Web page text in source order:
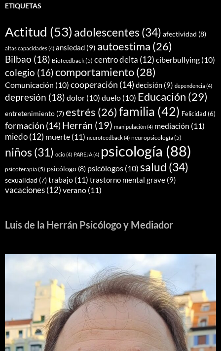
ETIQUETAS
Actitud (53) adolescentes (34) afectividad (8)
altas capacidades(4) ansiedad (9) autoestima (26)
Bilbao (18) Biofeedback(5) centro delta (12) ciberbullying (10)
colegio (16)comportamiento(28)
Comunicación (10) cooperación (14) decisión (9) dependencia (4)
depresión (18) dolor (10) duelo (10) Educación (29)
entretenimiento (7)estrés (26)familia (42) Felicidad(6)
formación (14) Herrán (19) manipulación(4) mediación (11)
miedo(12) muerte (11) neurofeedback(4) neuropsicología(5)
niños (31) ocio(4) PAREJA(4) psicología (88)
psicoterapia(5) psicólogo (8) psicólogos (10) salud (34)
sexualidad (7)trabajo (11) trastorno mental grave (9)
vacaciones(12) verano (11)
Luis de la Herrán Psicólogo y Mediador